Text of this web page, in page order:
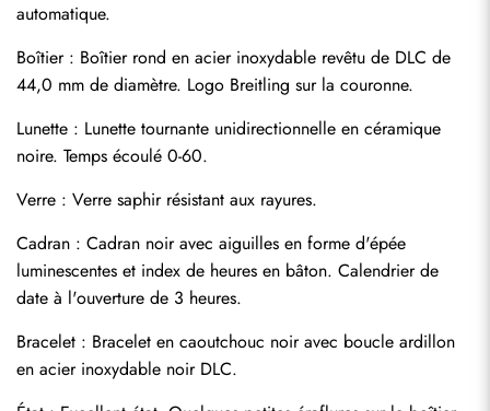
automatique.
Boîtier : Boîtier rond en acier inoxydable revêtu de DLC de
44,0 mm de diamètre. Logo Breitling sur la couronne.
Lunette : Lunette tournante unidirectionnelle en céramique
noire. Temps écoulé 0-60.
Verre : Verre saphir résistant aux rayures.
Cadran : Cadran noir avec aiguilles en forme d'épée
luminescentes et index de heures en bâton. Calendrier de
date à l'ouverture de 3 heures.
Bracelet : Bracelet en caoutchouc noir avec boucle ardillon
en acier inoxydable noir DLC.